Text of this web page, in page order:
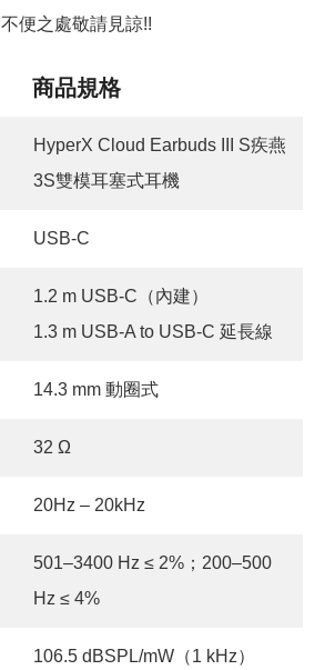
不便之處敬請見諒!!
商品規格
HyperX Cloud Earbuds III S疾燕
3S雙模耳塞式耳機
USB-C
1.2 m USB-C（內建）
1.3 m USB-A to USB-C 延長線
14.3 mm 動圈式
32 Ω
20Hz – 20kHz
501–3400 Hz ≤ 2%；200–500
Hz ≤ 4%
106.5 dBSPL/mW（1 kHz）